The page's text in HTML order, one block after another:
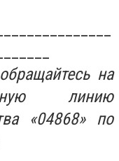
на
линию
«04868» по